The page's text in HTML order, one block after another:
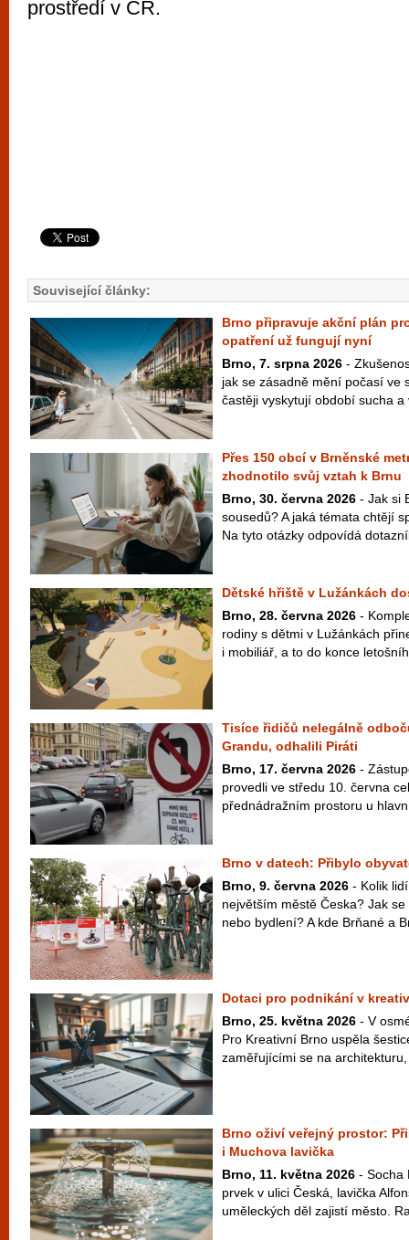
prostředí v ČR.
Související články:
Brno připravuje akční plán
opatření už fungují nyní
Brno, 7. srpna 2026 -
jak se zásadně mění počasí ve
častěji vyskytují období sucha a
Přes 150 obcí v Brněnské
zhodnotilo svůj vztah k Brnu
Brno, 30. června 2026 - Jak si
sousedů? A jaká témata chtějí
Na tyto otázky odpovídá
Dětské hřiště v Lužánkách
Brno, 28. června 2026 -
rodiny s dětmi v Lužánkách
i mobiliář, a to do konce
Tisíce řidičů nelegálně
Grandu, odhalili Piráti
Brno, 17. června 2026 -
provedli ve středu 10. června
přednádražním prostoru u
Brno v datech: Přibylo
Brno, 9. června 2026 - Kolik
největším městě Česka? Jak
nebo bydlení? A kde Brňané a
Dotaci pro podnikání v
Brno, 25. května 2026 - V
Pro Kreativní Brno uspěla
zaměřujícími se na
Brno oživí veřejný prostor:
i Muchova lavička
Brno, 11. května 2026 - Socha
prvek v ulici Česká, lavička
uměleckých děl zajistí město.